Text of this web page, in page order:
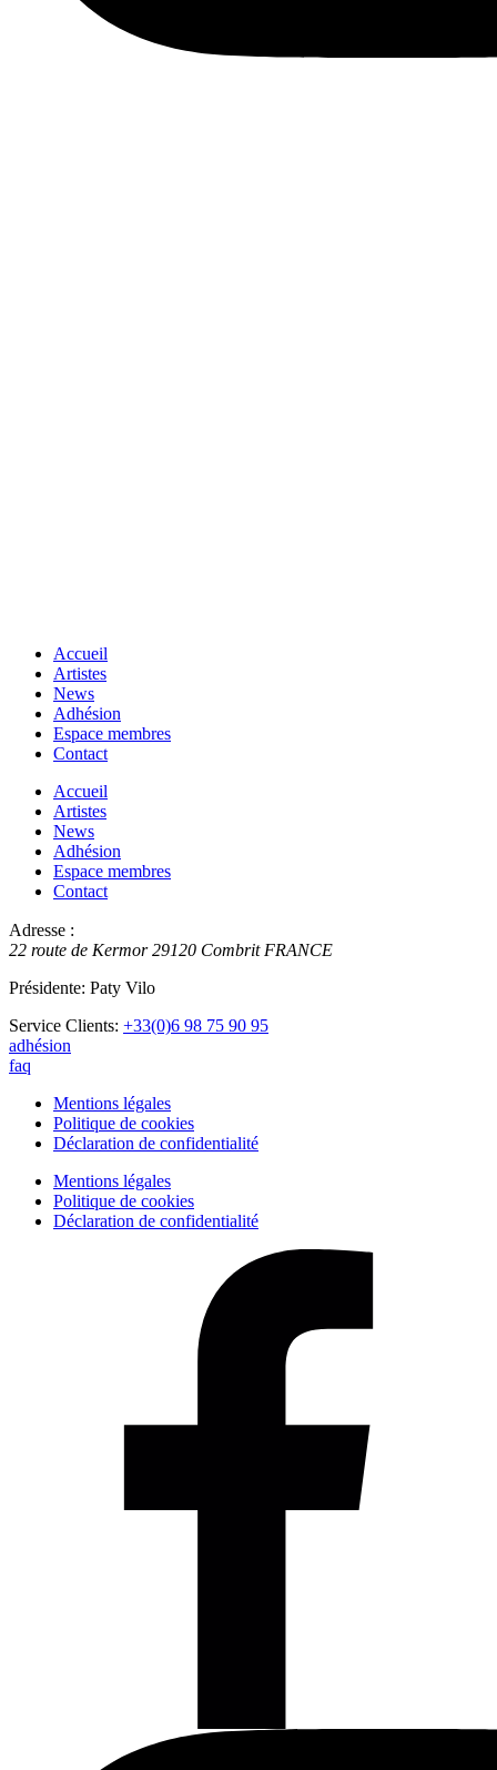
Accueil
Artistes
News
Adhésion
Espace membres
Contact
Accueil
Artistes
News
Adhésion
Espace membres
Contact
Adresse :
22 route de Kermor 29120 Combrit FRANCE
Présidente: Paty Vilo
Service Clients: +33(0)6 98 75 90 95
adhésion
faq
Mentions légales
Politique de cookies
Déclaration de confidentialité
Mentions légales
Politique de cookies
Déclaration de confidentialité